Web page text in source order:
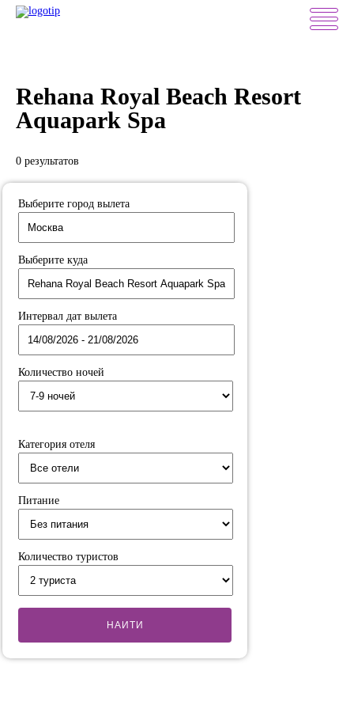
Rehana Royal Beach Resort
Aquapark Spa
0 результатов
Выберите город вылета
Выберите куда
Интервал дат вылета
Количество ночей
Категория отеля
Питание
Количество туристов
НАИТИ